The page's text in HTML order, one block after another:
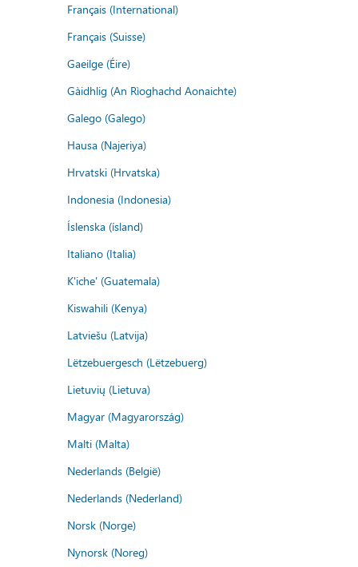
Français (International)
Français (Suisse)
Gaeilge (Éire)
Gàidhlig (An Rìoghachd Aonaichte)
Galego (Galego)
Hausa (Najeriya)
Hrvatski (Hrvatska)
Indonesia (Indonesia)
Íslenska (ísland)
Italiano (Italia)
K'iche' (Guatemala)
Kiswahili (Kenya)
Latviešu (Latvija)
Lëtzebuergesch (Lëtzebuerg)
Lietuvių (Lietuva)
Magyar (Magyarország)
Malti (Malta)
Nederlands (België)
Nederlands (Nederland)
Norsk (Norge)
Nynorsk (Noreg)